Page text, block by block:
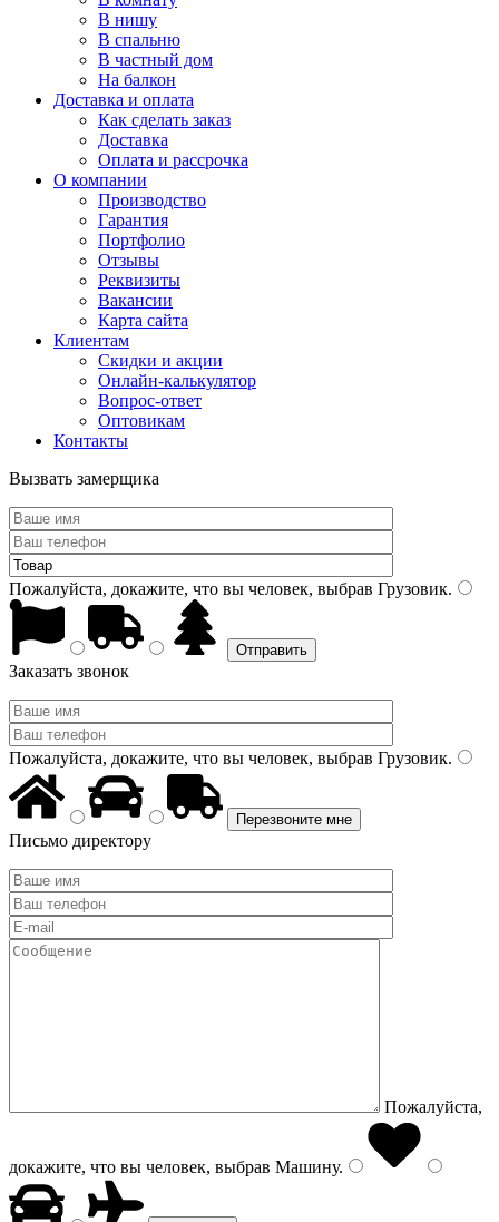
В нишу
В спальню
В частный дом
На балкон
Доставка и оплата
Как сделать заказ
Доставка
Оплата и рассрочка
О компании
Производство
Гарантия
Портфолио
Отзывы
Реквизиты
Вакансии
Карта сайта
Клиентам
Скидки и акции
Онлайн-калькулятор
Вопрос-ответ
Оптовикам
Контакты
Вызвать замерщика
Пожалуйста, докажите, что вы человек, выбрав Грузовик.
Заказать звонок
Пожалуйста, докажите, что вы человек, выбрав Грузовик.
Письмо директору
Пожалуйста,
докажите, что вы человек, выбрав Машину.